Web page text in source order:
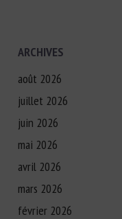
ARCHIVES
août 2026
juillet 2026
juin 2026
mai 2026
avril 2026
mars 2026
février 2026